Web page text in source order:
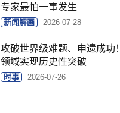
专家最怕一事发生
新闻解画 2026-07-28
攻破世界级难题、申遗成功
领域实现历史性突破
时事 2026-07-26